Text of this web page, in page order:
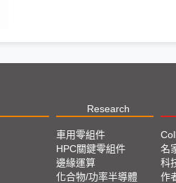
Research
車用零組件
HPC關鍵零組件
邊緣運算
化合物/功率半導體
名
科
作